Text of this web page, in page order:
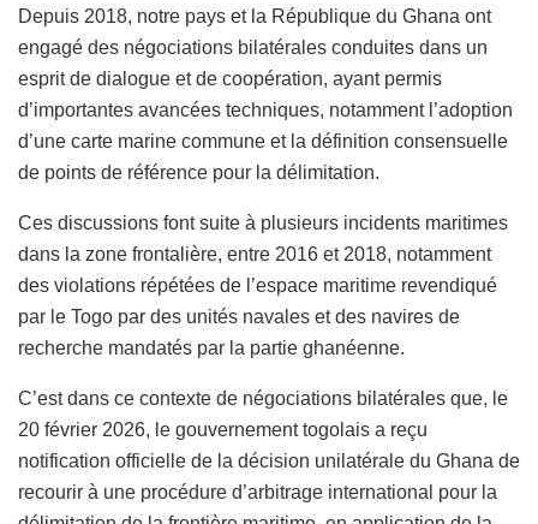
Depuis 2018, notre pays et la République du Ghana ont
engagé des négociations bilatérales conduites dans un
esprit de dialogue et de coopération, ayant permis
d’importantes avancées techniques, notamment l’adoption
d’une carte marine commune et la définition consensuelle
de points de référence pour la délimitation.
Ces discussions font suite à plusieurs incidents maritimes
dans la zone frontalière, entre 2016 et 2018, notamment
des violations répétées de l’espace maritime revendiqué
par le Togo par des unités navales et des navires de
recherche mandatés par la partie ghanéenne.
C’est dans ce contexte de négociations bilatérales que, le
20 février 2026, le gouvernement togolais a reçu
notification officielle de la décision unilatérale du Ghana de
recourir à une procédure d’arbitrage international pour la